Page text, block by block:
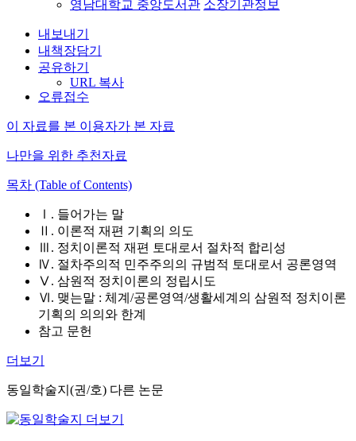
영남대학교 중앙도서관 소장기관정보
내보내기
내책장담기
공유하기
URL 복사
오류접수
이 자료를 본 이용자가 본 자료
나만을 위한 추천자료
목차 (Table of Contents)
Ⅰ. 들어가는 말
Ⅱ. 이론적 재편 기획의 의도
Ⅲ. 정치이론적 재편 토대로서 절차적 합리성
Ⅳ. 절차주의적 민주주의의 규범적 토대로서 공론영역
Ⅴ. 삼원적 정치이론의 정립시도
Ⅵ. 맺는말 : 체계/공론영역/생활세계의 삼원적 정치이론
기획의 의의와 한계
참고 문헌
더보기
동일학술지(권/호) 다른 논문